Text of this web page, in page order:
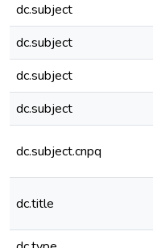
dc.subject
dc.subject
dc.subject
dc.subject
dc.subject.cnpq
dc.title